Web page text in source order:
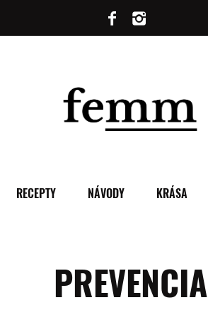
RECEPTY NÁVODY KRÁSA
PREVENCIA